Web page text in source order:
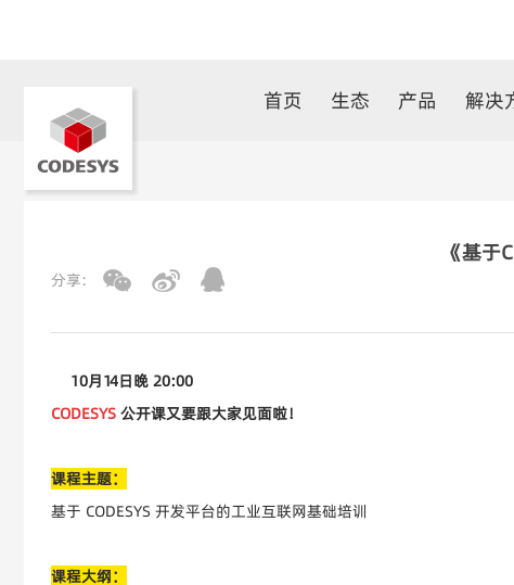
首页 生态 产品 解决
《基于
分享:
10月14日晚 20:00
CODESYS 公开课又要跟大家见面啦！
课程主题：
基于 CODESYS 开发平台的工业互联网基础培训
课程大纲：